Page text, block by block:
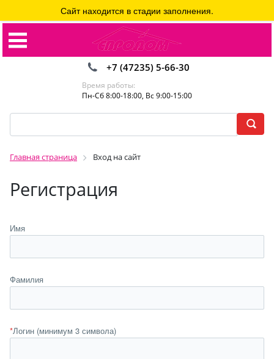
+7 (47235) 5-66-30
Время работы:
Пн-Сб 8:00-18:00, Вс 9:00-15:00
Главная страница Вход на сайт
Регистрация
Сайт находится в стадии заполнения.
Имя
Фамилия
*Логин (минимум 3 символа)